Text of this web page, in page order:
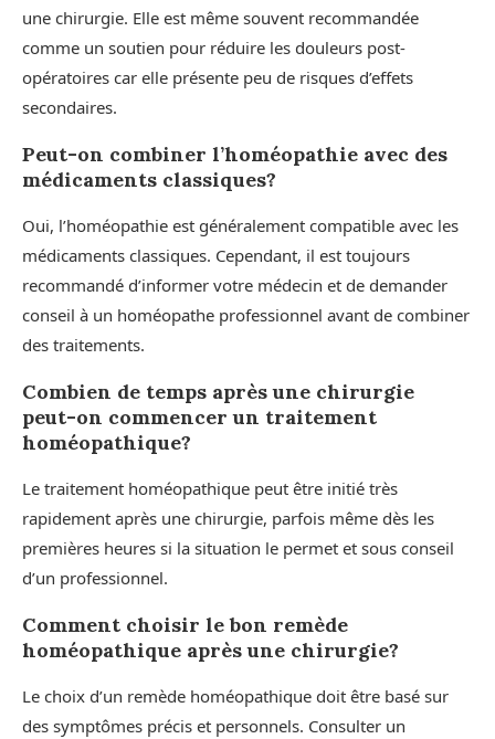
une chirurgie. Elle est même souvent recommandée
comme un soutien pour réduire les douleurs post-
opératoires car elle présente peu de risques d’effets
secondaires.
Peut-on combiner l’homéopathie avec des
médicaments classiques?
Oui, l’homéopathie est généralement compatible avec les
médicaments classiques. Cependant, il est toujours
recommandé d’informer votre médecin et de demander
conseil à un homéopathe professionnel avant de combiner
des traitements.
Combien de temps après une chirurgie
peut-on commencer un traitement
homéopathique?
Le traitement homéopathique peut être initié très
rapidement après une chirurgie, parfois même dès les
premières heures si la situation le permet et sous conseil
d’un professionnel.
Comment choisir le bon remède
homéopathique après une chirurgie?
Le choix d’un remède homéopathique doit être basé sur
des symptômes précis et personnels. Consulter un